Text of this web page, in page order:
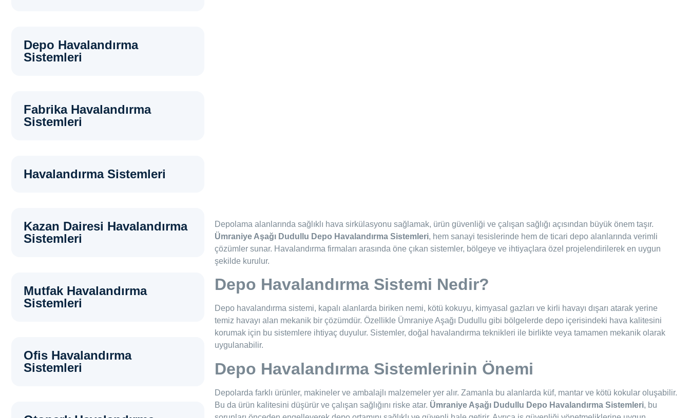
Depo Havalandırma
Sistemleri
Fabrika Havalandırma
Sistemleri
Havalandırma Sistemleri
Kazan Dairesi Havalandırma
Sistemleri
Mutfak Havalandırma
Sistemleri
Ofis Havalandırma
Sistemleri
Depolama alanlarında sağlıklı hava sirkülasyonu sağlamak, ürün güvenliği ve çalışan sağlığı açısından büyük önem taşır.
Ümraniye Aşağı Dudullu Depo Havalandırma Sistemleri, hem sanayi tesislerinde hem de ticari depo alanlarında verimli
çözümler sunar. Havalandırma firmaları arasında öne çıkan sistemler, bölgeye ve ihtiyaçlara özel projelendirilerek en uygun
şekilde kurulur.
Depo Havalandırma Sistemi Nedir?
Depo havalandırma sistemi, kapalı alanlarda biriken nemi, kötü kokuyu, kimyasal gazları ve kirli havayı dışarı atarak yerine
temiz havayı alan mekanik bir çözümdür. Özellikle Ümraniye Aşağı Dudullu gibi bölgelerde depo içerisindeki hava kalitesini
korumak için bu sistemlere ihtiyaç duyulur. Sistemler, doğal havalandırma teknikleri ile birlikte veya tamamen mekanik olarak
uygulanabilir.
Depo Havalandırma Sistemlerinin Önemi
Depolarda farklı ürünler, makineler ve ambalajlı malzemeler yer alır. Zamanla bu alanlarda küf, mantar ve kötü kokular oluşabilir.
Bu da ürün kalitesini düşürür ve çalışan sağlığını riske atar. Ümraniye Aşağı Dudullu Depo Havalandırma Sistemleri, bu